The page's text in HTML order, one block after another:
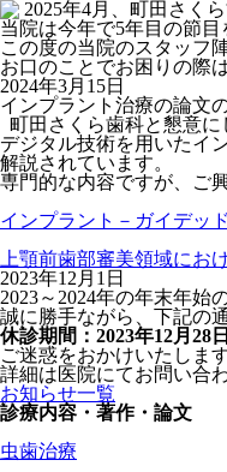
2025年4月、町田さく
当院は今年で5年目の節目
この度の当院のスタッフ
お口のことでお困りの際
2024年3月15日
インプラント治療の論文
町田さくら歯科と懇意
デジタル技術を用いたイ
解説されています。
専門的な内容ですが、ご
インプラント－ガイデッ
上顎前歯部審美領域にお
2023年12月1日
2023～2024年の年末年始
誠に勝手ながら、下記の
休診期間：2023年12月28
ご迷惑をおかけいたしま
詳細は医院にてお問い合
お知らせ一覧
診療内容・著作・論文
虫歯治療